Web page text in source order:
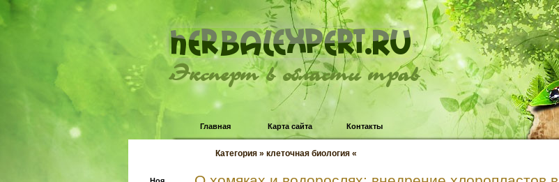
Эксперт в области трав
Главная Карта сайта Контакты
Категория » клеточная биология «